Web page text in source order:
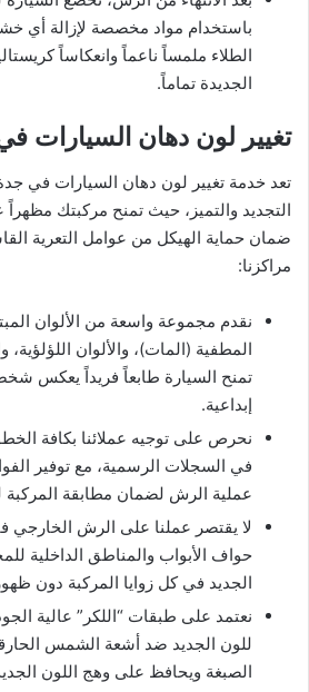
باستخدام مواد مخصصة لإزالة أي
الطلاء ملمساً ناعماً وانعكاساً
الجديدة تماماً.
تغيير لون دهان السيارات
تعد خدمة تغيير لون دهان السيارات في
التجديد والتميز، حيث تمنح مركبتك مظهراً
ضمان حماية الهيكل من عوامل التعرية
مراكزنا:
نقدم مجموعة واسعة من الألوان
المطفية (المات)، والألوان اللؤلؤية،
تمنح السيارة طابعاً فريداً يعكس
إبداعية.
نحرص على توجيه عملائنا بكافة
في السجلات الرسمية، مع توفير
عملية الرش لضمان مطابقة المركبة
لا يقتصر عملنا على الرش الخارجي
حواف الأبواب والمناطق الداخلية
الجديد في كل زوايا المركبة دون
نعتمد على طبقات “اللكر” عالية
للون الجديد ضد أشعة الشمس
الصبغة ويحافظ على وهج اللون